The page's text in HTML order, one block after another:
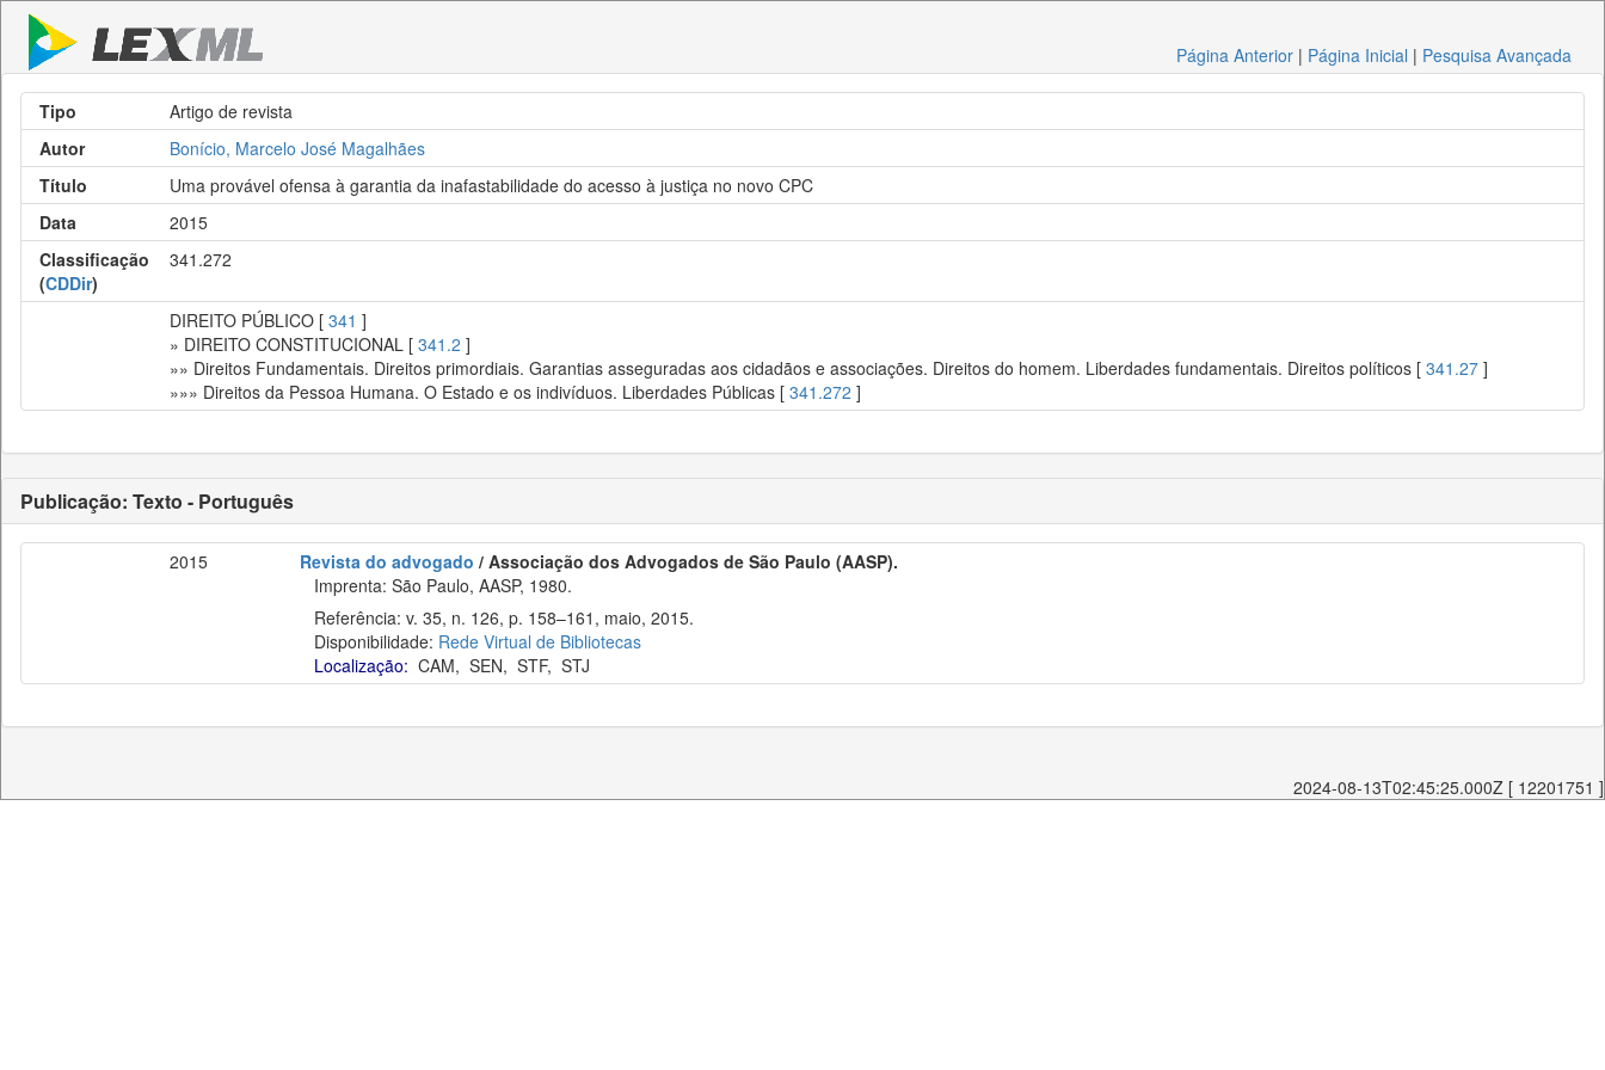
Página Anterior | Página Inicial | Pesquisa Avançada
Tipo
Artigo de revista
Autor
Bonício, Marcelo José Magalhães
Título
Uma provável ofensa à garantia da inafastabilidade do acesso à justiça no novo CPC
Data
2015
Classificação
(CDDir)
341.272
DIREITO PÚBLICO [ 341 ]
» DIREITO CONSTITUCIONAL [ 341.2 ]
»» Direitos Fundamentais. Direitos primordiais. Garantias asseguradas aos cidadãos e associações. Direitos do homem. Liberdades fundamentais. Direitos políticos [ 341.27 ]
»»» Direitos da Pessoa Humana. O Estado e os indivíduos. Liberdades Públicas [ 341.272 ]
Publicação: Texto - Português
2015 Revista do advogado / Associação dos Advogados de São Paulo (AASP).
Imprenta: São Paulo, AASP, 1980.
Referência: v. 35, n. 126, p. 158–161, maio, 2015.
Disponibilidade: Rede Virtual de Bibliotecas
Localização: CAM, SEN, STF, STJ
2024-08-13T02:45:25.000Z [ 12201751 ]